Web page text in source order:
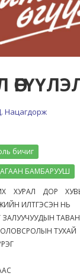
Нацагдорж
бичиг
БАМБАРУУШ
ХУРАЛ ДОР
ИЛТГЭСЭН НЬ
ЗАЛУУЧУУДЫН
ТУХАЙ